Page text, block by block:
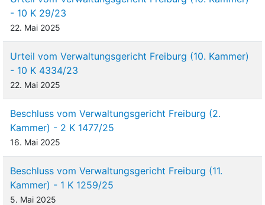
- 10 K 29/23
22. Mai 2025
Urteil vom Verwaltungsgericht Freiburg (10. Kammer)
- 10 K 4334/23
22. Mai 2025
Beschluss vom Verwaltungsgericht Freiburg (2.
Kammer) - 2 K 1477/25
16. Mai 2025
Beschluss vom Verwaltungsgericht Freiburg (11.
Kammer) - 1 K 1259/25
5. Mai 2025